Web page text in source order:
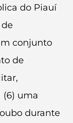
do Piauí
conjunto
de
(6) uma
durante